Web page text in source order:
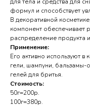
формул и способствует
В декоративной
компонент обеспечивает
распределение продукта
Применение:
Его активно используют в
гели, шампуни, бальзамы-
гелей для бритья.
Стоимость:
50г=200р.
100г=380р.